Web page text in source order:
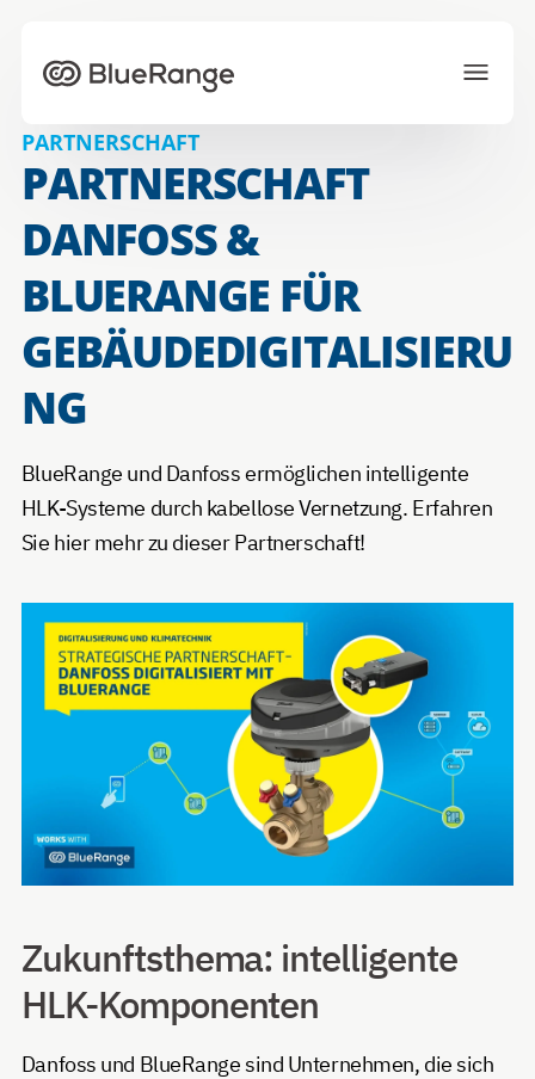
Lösungen
Projekte
Eco-System
Aktuelles
Über uns
JETZT ANFRAGEN
Wählen Sie Ihre bevorzugte Sprache
PARTNERSCHAFT
PARTNERSCHAFT
DANFOSS &
BLUERANGE FÜR
GEBÄUDEDIGITALISIERU
NG
BlueRange und Danfoss ermöglichen intelligente
HLK-Systeme durch kabellose Vernetzung. Erfahren
Sie hier mehr zu dieser Partnerschaft!
Zukunftsthema: intelligente
HLK-Komponenten
Danfoss und BlueRange sind Unternehmen, die sich